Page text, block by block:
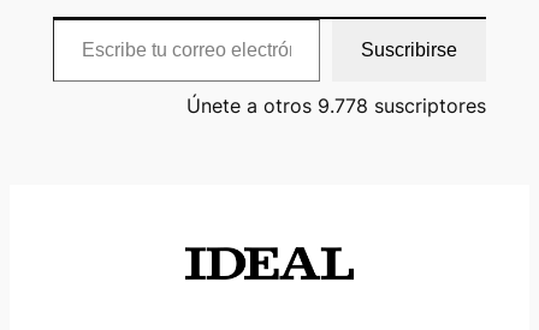
Escribe tu correo electrónico…
Suscribirse
Únete a otros 9.778 suscriptores